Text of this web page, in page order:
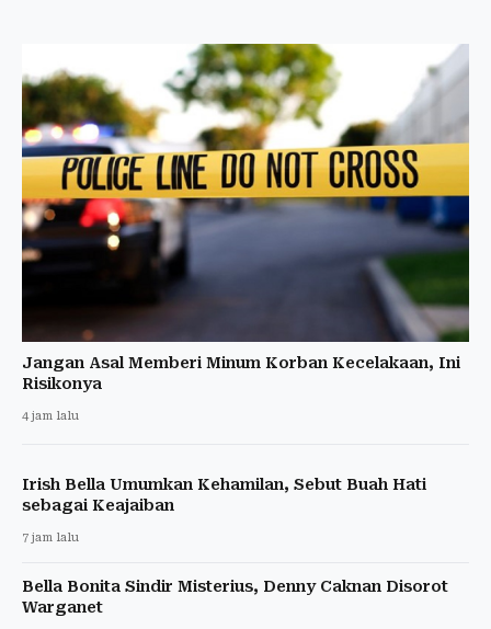
Jangan Asal Memberi Minum Korban Kecelakaan, Ini
Risikonya
4 jam lalu
Irish Bella Umumkan Kehamilan, Sebut Buah Hati
sebagai Keajaiban
7 jam lalu
Bella Bonita Sindir Misterius, Denny Caknan Disorot
Warganet